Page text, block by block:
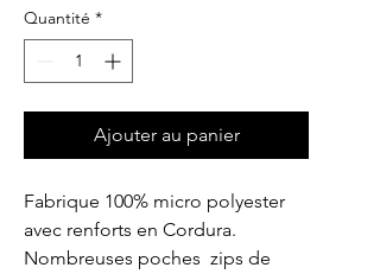
Quantité *
Ajouter au panier
Fabrique 100% micro polyester
avec renforts en Cordura.
Nombreuses poches  zips de